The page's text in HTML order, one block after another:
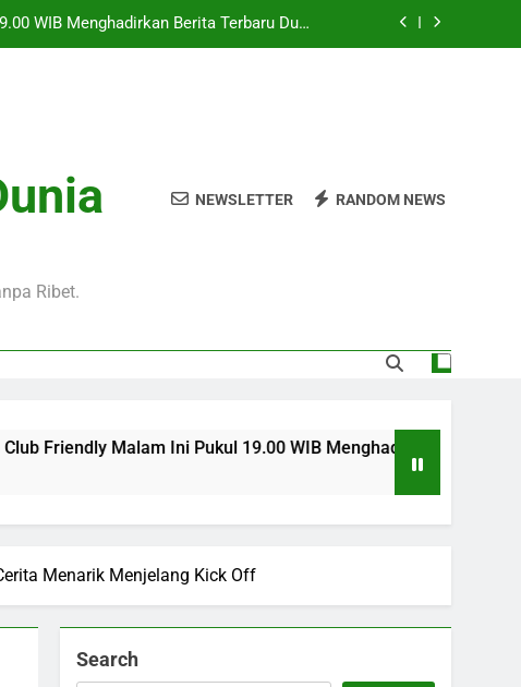
01.00 WIB Lengkap dengan Preview
20.00 WIB di Jalalive Menjadi Sajian
WIB Menghadirkan Berita Terbaru Duel
Klub Terkenal Dari Inggris Dan Jerman
01.00 WIB Lengkap dengan Preview
Jadi Sorotan Besar Pecinta Sepak Bola
Ribet.
NEWSLETTER RANDOM NEWS
Ini Pukul 19.00 WIB Menghadirkan Berita Terbaru Duel
Menarik Menjelang Kick Off
Search